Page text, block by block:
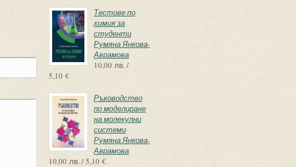
Тестове по
химия за
студенти
Румяна Янкова-
Аврамова
10,00 лв. /
5,10 €
Ръководство
по моделиране
на молекулни
системи
Румяна Янкова-
Аврамова
10,00 лв. / 5,10 €